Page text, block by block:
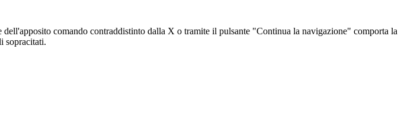
comando contraddistinto dalla X o tramite il pulsante "Continua la navigazione" comporta la
sopracitati.